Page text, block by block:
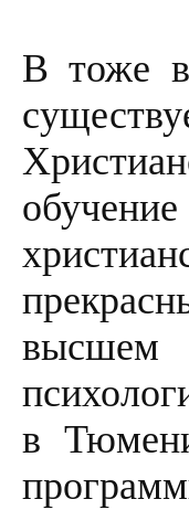
В тоже
высшем
в